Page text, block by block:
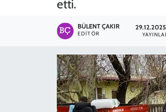
etti.
BÜLENT ÇAKIR
EDITÖR